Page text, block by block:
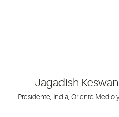
Jagadish
Presidente, India, Oriente Medio